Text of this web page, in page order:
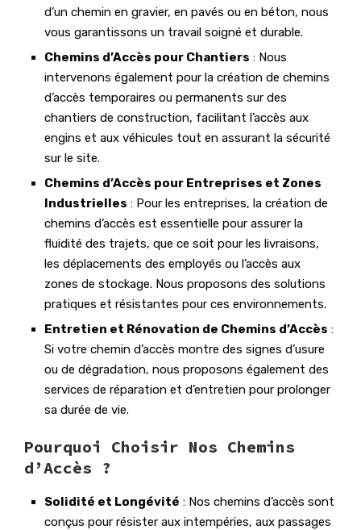
d’un chemin en gravier, en pavés ou en béton, nous
vous garantissons un travail soigné et durable.
Chemins d’Accès pour Chantiers : Nous
intervenons également pour la création de chemins
d’accès temporaires ou permanents sur des
chantiers de construction, facilitant l’accès aux
engins et aux véhicules tout en assurant la sécurité
sur le site.
Chemins d’Accès pour Entreprises et Zones
Industrielles : Pour les entreprises, la création de
chemins d’accès est essentielle pour assurer la
fluidité des trajets, que ce soit pour les livraisons,
les déplacements des employés ou l’accès aux
zones de stockage. Nous proposons des solutions
pratiques et résistantes pour ces environnements.
Entretien et Rénovation de Chemins d’Accès :
Si votre chemin d’accès montre des signes d’usure
ou de dégradation, nous proposons également des
services de réparation et d’entretien pour prolonger
sa durée de vie.
Pourquoi Choisir Nos Chemins
d’Accès ?
Solidité et Longévité : Nos chemins d’accès sont
conçus pour résister aux intempéries, aux passages